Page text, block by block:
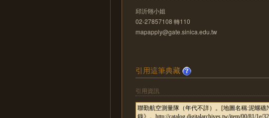
邱沂翎小姐
02-27857108 轉110
mapapply@gate.sinica.edu.tw
引用這筆典藏
引用資訊